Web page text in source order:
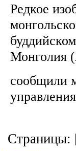
Редкое
Монголия
сообщили
Страницы: